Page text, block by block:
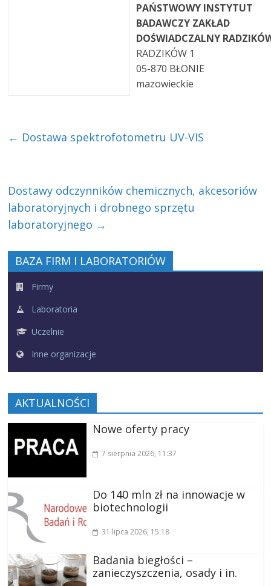
PAŃSTWOWY INSTYTUT
BADAWCZY ZAKŁAD
DOŚWIADCZALNY
RADZIKÓW 1
05-870 BŁONIE
mazowieckie
← Dostawa spektrofotometru UV-VIS
Dostawy odczynników chemicznych, akcesoriów
laboratoryjnych i drobnego sprzętu
laboratoryjnego →
BAZA FIRM I LABORATORIÓW
Firmy
Laboratoria
Uczelnie
Inne organizacje
AKTUALNOŚCI
Nowe oferty pracy
7 sierpnia 2026, 11:37
Do 140 mln zł na innowacje w
biotechnologii
31 lipca 2026, 15:18
Badania biegłości –
zanieczyszczenia, osady i in.